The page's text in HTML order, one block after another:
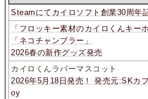
Steamにてカイロソフト創業30周年
「フロッキー素材のカイロくんキー
「ネコチャンブラー」
2026春の新作グッズ発売
カイロくんラバーマスコット
2026年5月18日発売！ 発売元:SKカ
oy